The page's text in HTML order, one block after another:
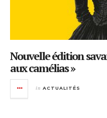
Nouvelle édition
aux camélias »
in ACTUALITÉS